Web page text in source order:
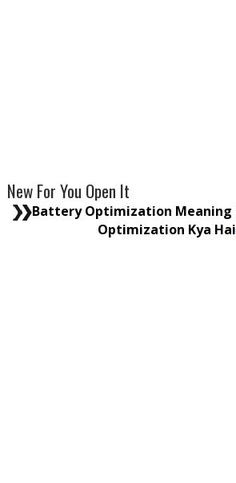
New For You Open It
Battery Optimization Meaning
Optimization Kya Hai